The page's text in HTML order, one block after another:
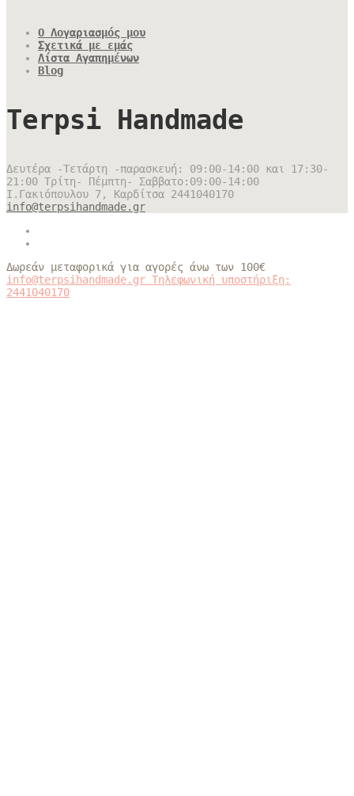
Ο Λογαριασμός μου
Σχετικά με εμάς
Λίστα Αγαπημένων
Blog
Terpsi Handmade
Δευτέρα -Τετάρτη -παρασκευή: 09:00-14:00 και 17:30-
21:00 Τρίτη- Πέμπτη- Σαββατο:09:00-14:00
Ι.Γακιόπουλου 7, Καρδίτσα 2441040170
info@terpsihandmade.gr
Δωρεάν μεταφορικά για αγορές άνω των 100€
info@terpsihandmade.gr Τηλεφωνική υποστήριξη:
2441040170